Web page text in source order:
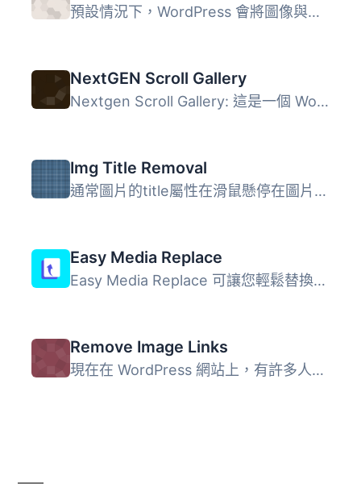
預設情況下，WordPress 會將圖像與其本身的連結相連接。使用...
NextGEN Scroll Gallery
Nextgen Scroll Gallery: 這是一個 WordPress 外掛，可讓你在...
Img Title Removal
通常圖片的title屬性在滑鼠懸停在圖片上時會顯示。透過刪除圖...
Easy Media Replace
Easy Media Replace 可讓您輕鬆替換圖像和媒體文件，同時保留...
Remove Image Links
現在在 WordPress 網站上，有許多人在點擊圖片時並沒有任何目...